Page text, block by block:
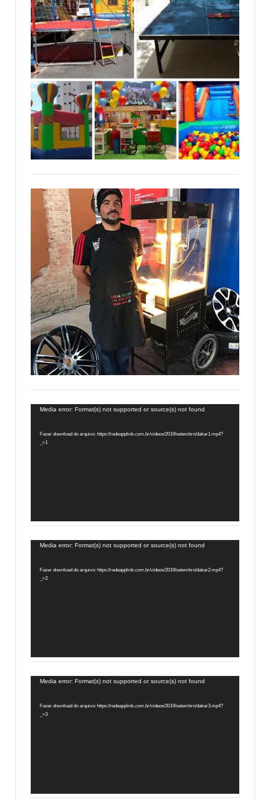
Tocador
vídeo
Media error: Format(s) not supported or source(s) not found
Fazer download do arquivo: https://redeapplink.com.br/videos/2019/setembro/dakar1.mp4?
_=1
Tocador
vídeo
Media error: Format(s) not supported or source(s) not found
Fazer download do arquivo: https://redeapplink.com.br/videos/2019/setembro/dakar2.mp4?
_=2
Tocador
vídeo
Media error: Format(s) not supported or source(s) not found
Fazer download do arquivo: https://redeapplink.com.br/videos/2019/setembro/dakar3.mp4?
_=3